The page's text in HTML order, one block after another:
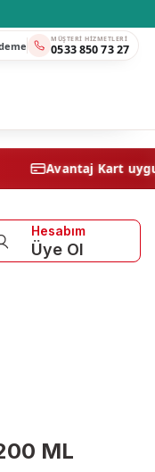
MÜŞTERI HIZMETLERI
0533 850 73 27
Avantaj
Hesabım
Üye Ol
ML